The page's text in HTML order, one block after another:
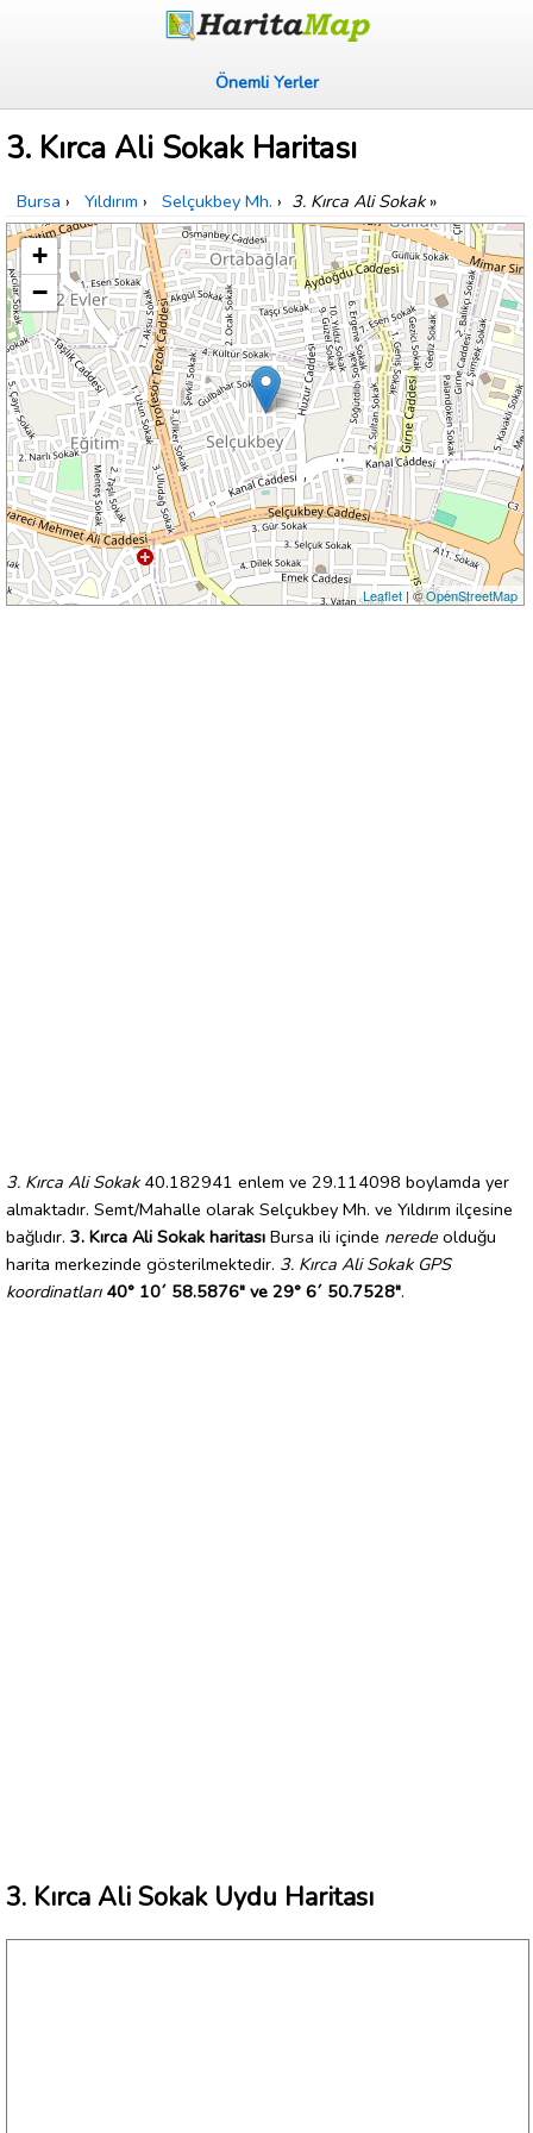
Önemli Yerler
3. Kırca Ali Sokak Haritası
Bursa › Yıldırım › Selçukbey Mh. › 3. Kırca Ali Sokak»
+
−
Leaflet| ©OpenStreetMap
3. Kırca Ali Sokak40.182941 enlem ve 29.114098 boylamda yer
almaktadır. Semt/Mahalle olarak Selçukbey Mh. ve Yıldırım ilçesine
bağlıdır. 3. Kırca Ali Sokak haritası Bursa ili içinde nerede olduğu
harita merkezinde gösterilmektedir. 3. Kırca Ali Sokak GPS
koordinatları 40° 10´ 58.5876" ve 29° 6´ 50.7528".
3. Kırca Ali Sokak Uydu Haritası